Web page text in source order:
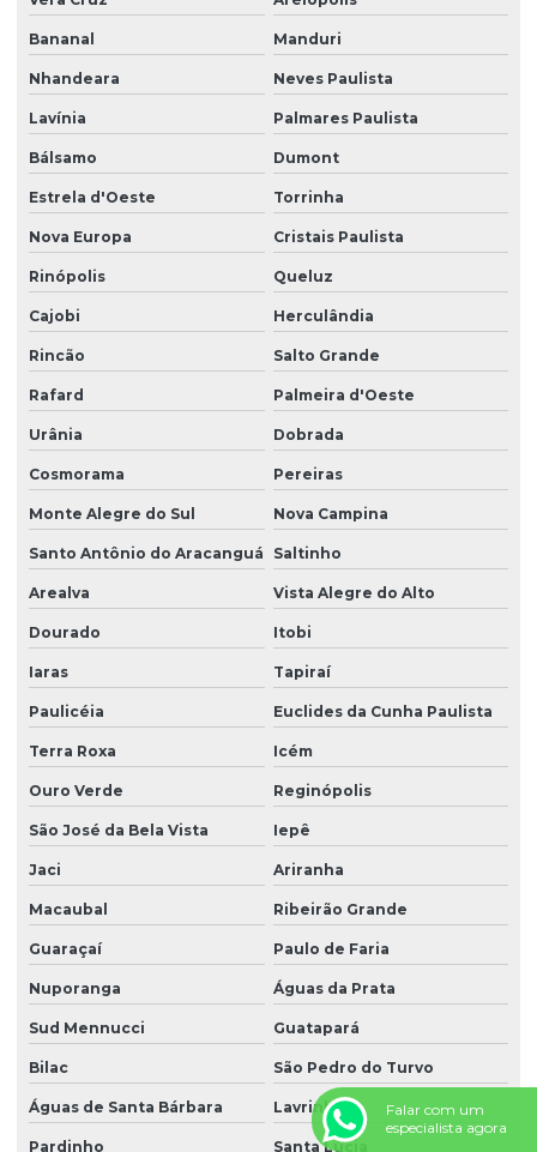
Bananal Manduri
Nhandeara Neves Paulista
Lavínia Palmares Paulista
Bálsamo Dumont
Estrela d'Oeste Torrinha
Nova Europa Cristais Paulista
Rinópolis Queluz
Cajobi Herculândia
Rincão Salto Grande
Rafard Palmeira d'Oeste
Urânia Dobrada
Cosmorama Pereiras
Monte Alegre do Sul Nova Campina
Santo Antônio do Aracanguá Saltinho
Arealva Vista Alegre do Alto
Dourado Itobi
Iaras Tapiraí
Paulicéia Euclides da Cunha Paulista
Terra Roxa Icém
Ouro Verde Reginópolis
São José da Bela Vista Iepê
Jaci Ariranha
Macaubal Ribeirão Grande
Guaraçaí Paulo de Faria
Nuporanga Águas da Prata
Sud Mennucci Guatapará
Bilac São Pedro do Turvo
Águas de Santa Bárbara Lavrinhas
Pardinho Santa Lúcia
Falar com um
especialista agora